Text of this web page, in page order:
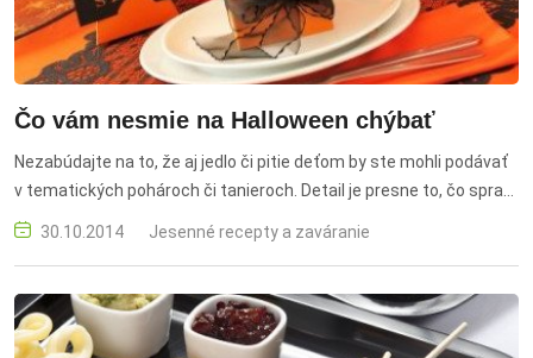
Čo vám nesmie na Halloween chýbať
Nezabúdajte na to, že aj jedlo či pitie deťom by ste mohli podávať
v tematických pohároch či tanieroch. Detail je presne to, čo spraví
správnu atmosféru.
30.10.2014 Jesenné recepty a zaváranie